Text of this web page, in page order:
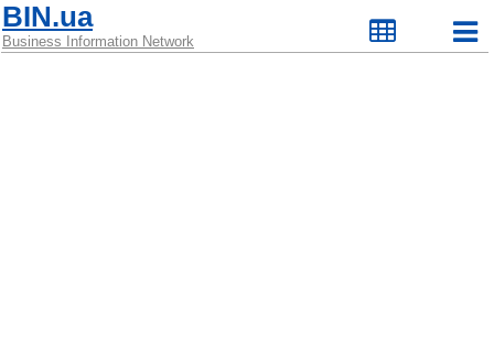
BIN.ua
Business Information Network